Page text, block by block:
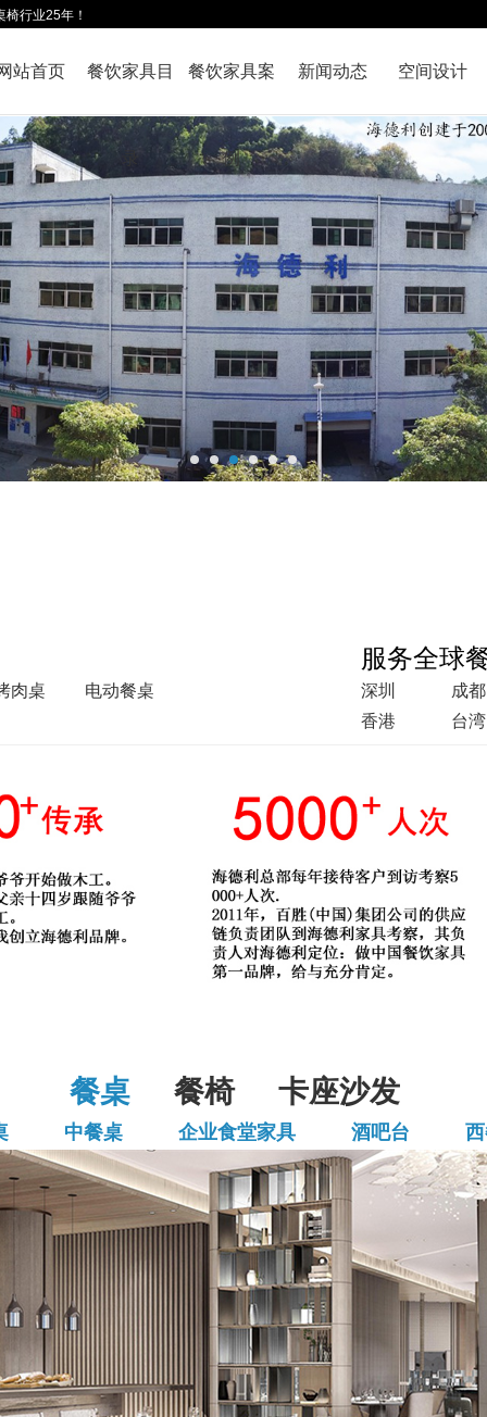
行业25年！
站首页 餐饮家具目 餐饮家具案
例
新闻动态 空间设计
肉桌 电动餐桌
服务全球
深圳
成都
香港
台湾
餐桌 餐椅 卡座沙发
中餐桌 企业食堂家具 酒吧台